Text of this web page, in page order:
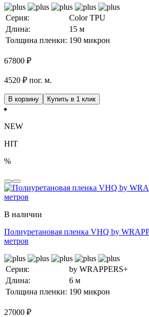
Серия:
Color TPU
Длина:
15 м
Толщина пленки: 190 микрон
67800 ₽
4520 ₽ пог. м.
В корзину Купить в 1 клик
NEW
HIT
%
В наличии
Полиуретановая пленка VHQ by
метров
Серия:
by WRAPPERS+
Длина:
6 м
Толщина пленки: 190 микрон
27000 ₽